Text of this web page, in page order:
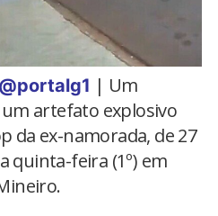
@portalg1 | Um
artefato explosivo
da ex-namorada, de 27
quinta-feira (1º) em